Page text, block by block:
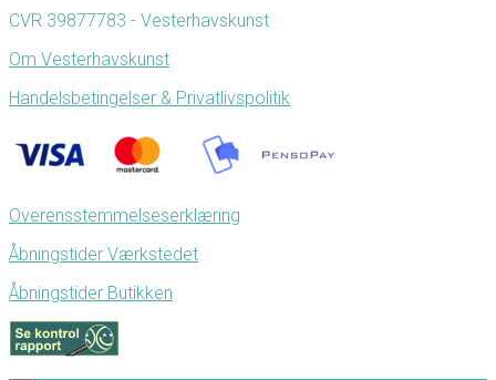
CVR 39877783 - Vesterhavskunst
Om Vesterhavskunst
Handelsbetingelser & Privatlivspolitik
Overensstemmelseserklæring
Åbningstider Værkstedet
Åbningstider Butikken